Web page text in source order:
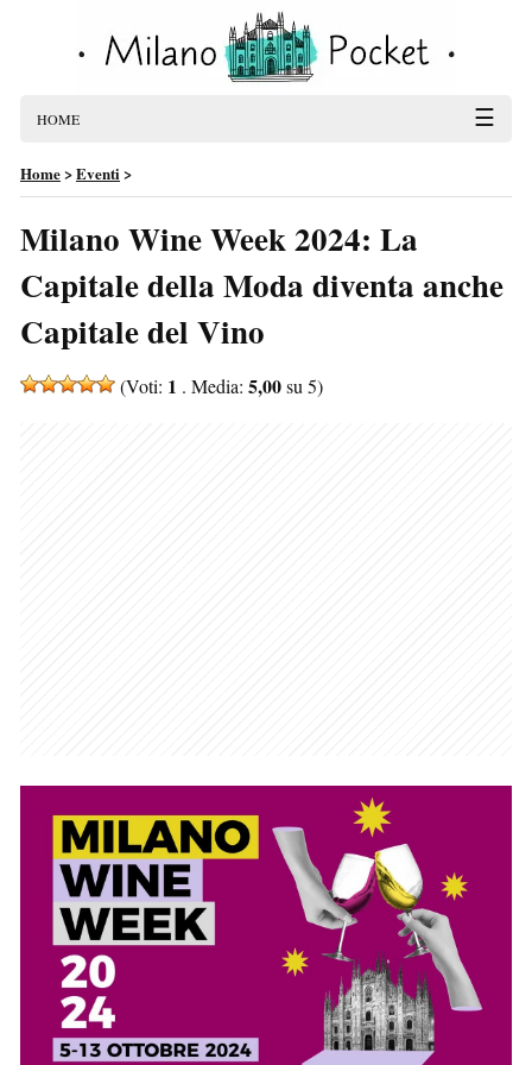
HOME ☰
Home>Eventi>
Milano Wine Week 2024: La
Capitale della Moda diventa anche
Capitale del Vino
(Voti: 1 . Media: 5,00su 5)